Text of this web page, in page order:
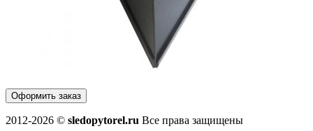
Оформить заказ
2012-2026 © sledopytorel.ru Все права защищены